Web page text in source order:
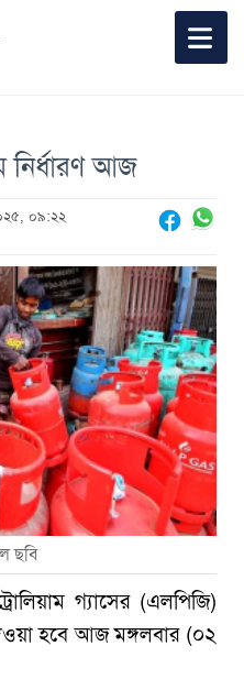
নির্ধারণ আজ
০৯:২২
ছবি
গ্যাসের (এলপিজি)
হবে আজ মঙ্গলবার (০২